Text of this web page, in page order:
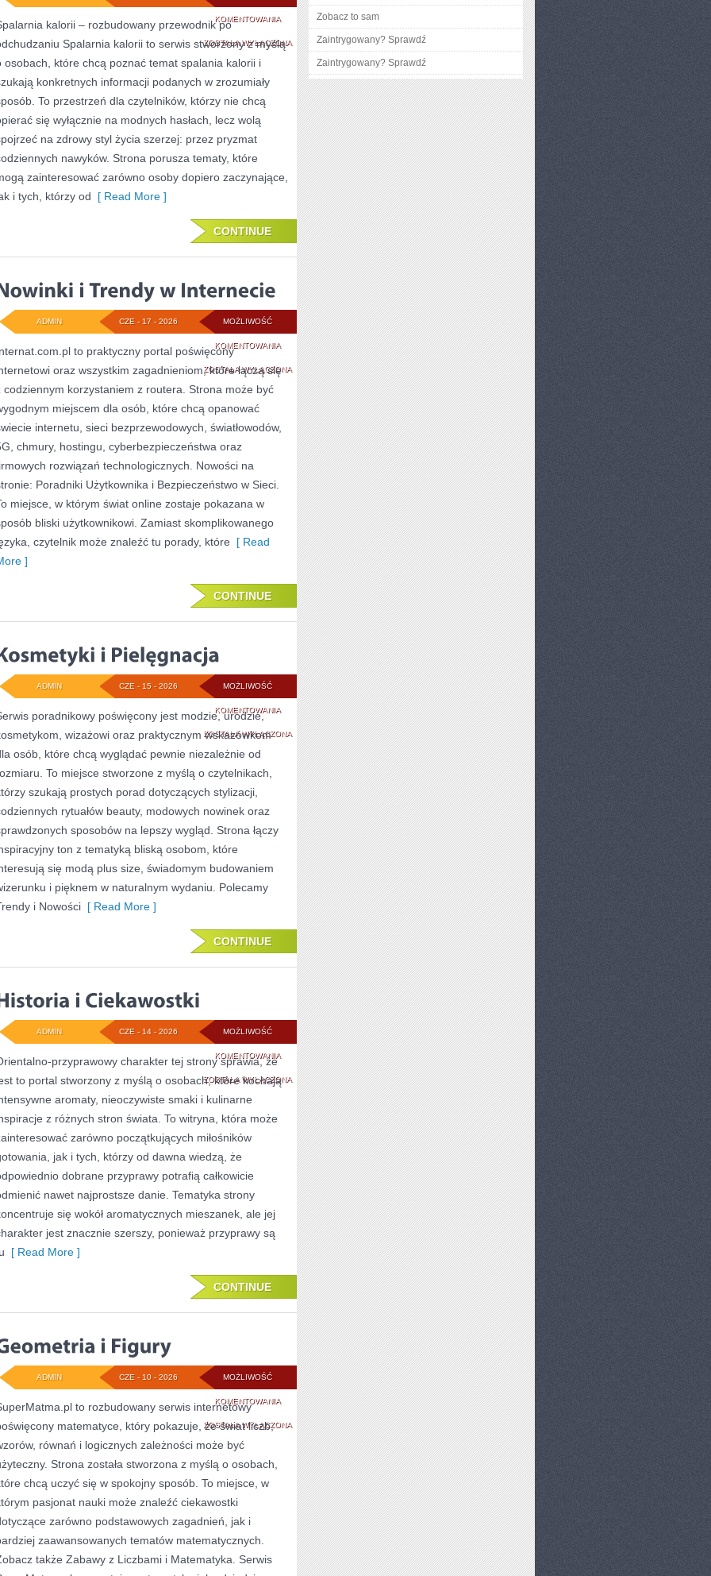
KOMENTOWANIADIETY
I
PLANY
ŻYWIENIOWE
ZOSTAŁA WYŁĄCZONA
kalorii – rozbudowany przewodnik po
Spalarnia kalorii to serwis stworzony z myślą
osobach, które chcą poznać temat spalania kalorii i
konkretnych informacji podanych w zrozumiały
To przestrzeń dla czytelników, którzy nie chcą
się wyłącznie na modnych hasłach, lecz wolą
na zdrowy styl życia szerzej: przez pryzmat
nawyków. Strona porusza tematy, które
zainteresować zarówno osoby dopiero zaczynające,
i tych, którzy od [ Read More ]
CONTINUE
MOŻLIWOŚĆ
KOMENTOWANIANOWINKI
I
TRENDY
INTERNECIE
ZOSTAŁA WYŁĄCZONA
CZE - 17 - 2026
ADMIN
to praktyczny portal poświęcony
oraz wszystkim zagadnieniom, które łączą się
codziennym korzystaniem z routera. Strona może być
miejscem dla osób, które chcą opanować
internetu, sieci bezprzewodowych, światłowodów,
chmury, hostingu, cyberbezpieczeństwa oraz
rozwiązań technologicznych. Nowości na
Poradniki Użytkownika i Bezpieczeństwo w Sieci.
miejsce, w którym świat online zostaje pokazana w
bliski użytkownikowi. Zamiast skomplikowanego
czytelnik może znaleźć tu porady, które [ Read
]
CONTINUE
MOŻLIWOŚĆ
KOMENTOWANIAKOSMETYKI
I
PIELĘGNACJA
ZOSTAŁA WYŁĄCZONA
CZE - 15 - 2026
ADMIN
poradnikowy poświęcony jest modzie, urodzie,
wizażowi oraz praktycznym wskazówkom
osób, które chcą wyglądać pewnie niezależnie od
To miejsce stworzone z myślą o czytelnikach,
szukają prostych porad dotyczących stylizacji,
rytuałów beauty, modowych nowinek oraz
sposobów na lepszy wygląd. Strona łączy
ton z tematyką bliską osobom, które
się modą plus size, świadomym budowaniem
i pięknem w naturalnym wydaniu. Polecamy
i Nowości [ Read More ]
CONTINUE
MOŻLIWOŚĆ
KOMENTOWANIAHISTORIA
I
CIEKAWOSTKI
ZOSTAŁA WYŁĄCZONA
CZE - 14 - 2026
ADMIN
przyprawowy charakter tej strony sprawia, że
to portal stworzony z myślą o osobach, które kochają
aromaty, nieoczywiste smaki i kulinarne
z różnych stron świata. To witryna, która może
zarówno początkujących miłośników
jak i tych, którzy od dawna wiedzą, że
dobrane przyprawy potrafią całkowicie
nawet najprostsze danie. Tematyka strony
się wokół aromatycznych mieszanek, ale jej
jest znacznie szerszy, ponieważ przyprawy są
[ Read More ]
CONTINUE
MOŻLIWOŚĆ
KOMENTOWANIAGEOMETRIA
I
FIGURY
ZOSTAŁA WYŁĄCZONA
CZE - 10 - 2026
ADMIN
to rozbudowany serwis internetowy
matematyce, który pokazuje, że świat liczb,
równań i logicznych zależności może być
Strona została stworzona z myślą o osobach,
chcą uczyć się w spokojny sposób. To miejsce, w
pasjonat nauki może znaleźć ciekawostki
zarówno podstawowych zagadnień, jak i
zaawansowanych tematów matematycznych.
także Zabawy z Liczbami i Matematyka. Serwis
Zobacz to sam
Zaintrygowany? Sprawdź
Zaintrygowany? Sprawdź